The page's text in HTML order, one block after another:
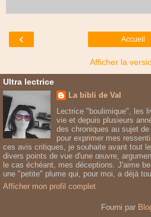
‹ Accueil
Afficher la
Ultra lectrice
La bibli de Val
Lectrice "boulimique", les
vie et depuis plusieurs
des chroniques au sujet
pour exprimer mes
ces avis critiques, je souhaite avant tout
divers points de vue d'une œuvre,
le cas échéant, mes déceptions. J'aime
une "petite" plume qui, pour moi, a déjà
Afficher mon profil complet
Fourni par